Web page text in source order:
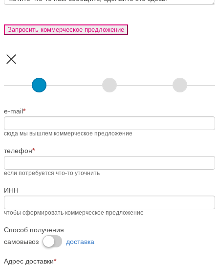
Запросить коммерческое предложение
e-mail*
сюда мы вышлем коммерческое предложение
телефон*
если потребуется что-то уточнить
ИНН
чтобы сформировать коммерческое предложение
Способ получения
самовывоз
доставка
Адрес доставки*
человек,
поле
пустым.